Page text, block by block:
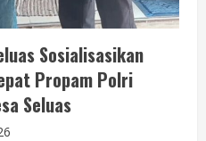
Sosialisasikan
Propam Polri
Seluas